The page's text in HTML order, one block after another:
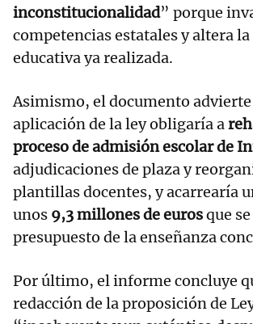
inconstitucionalidad” porque
competencias estatales y altera
educativa ya realizada.
Asimismo, el documento advierte
aplicación de la ley obligaría a
proceso de admisión escolar de
adjudicaciones de plaza y
plantillas docentes, y acarrearía
unos 9,3 millones de eurosque
presupuesto de la enseñanza
Por último, el informe concluye
redacción de la proposición de